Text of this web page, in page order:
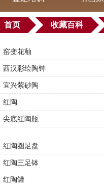
首页 收藏百科
窑变花釉
西汉彩绘陶钟
宜兴紫砂陶
红陶
尖底红陶瓶
红陶圈足盘
红陶三足钵
红陶罐